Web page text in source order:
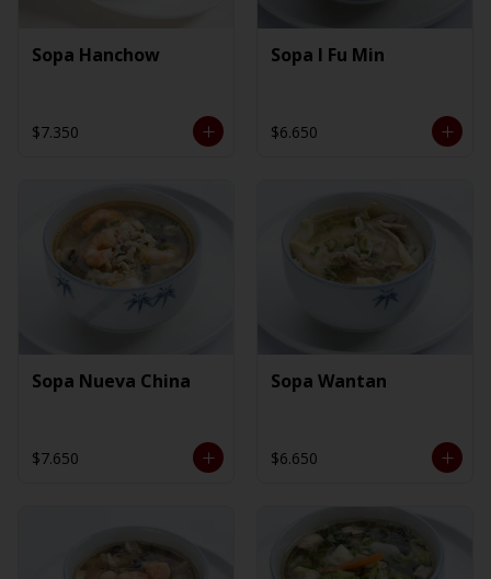
Sopa Hanchow
$7.350
Sopa I Fu Min
$6.650
Sopa Nueva China
$7.650
Sopa Wantan
$6.650